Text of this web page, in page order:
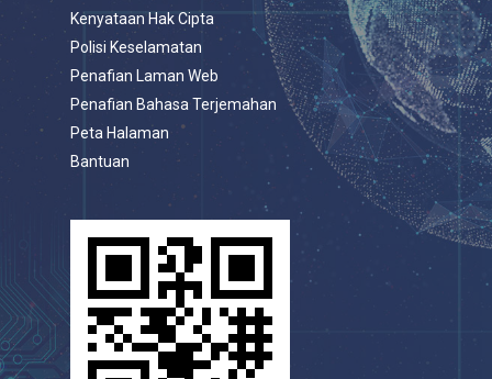
Kenyataan Hak Cipta
Polisi Keselamatan
Penafian Laman Web
Penafian Bahasa Terjemahan
Peta Halaman
Bantuan